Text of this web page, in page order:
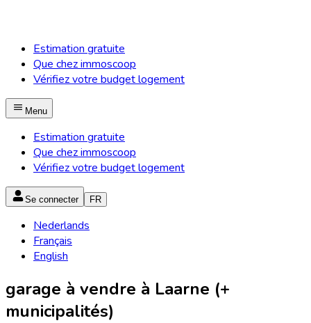
Estimation gratuite
Que chez immoscoop
Vérifiez votre budget logement
Menu
Estimation gratuite
Que chez immoscoop
Vérifiez votre budget logement
Se connecter FR
Nederlands
Français
English
garage à vendre à Laarne (+
municipalités)